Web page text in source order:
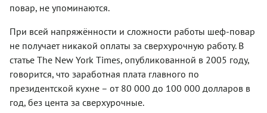
повар, не упоминаются.
При всей напряжённости и сложности работы шеф-повар
не получает никакой оплаты за сверхурочную работу. В
статье The New York Times, опубликованной в 2005 году,
говорится, что заработная плата главного по
президентской кухне – от 80 000 до 100 000 долларов в
год, без цента за сверхурочные.